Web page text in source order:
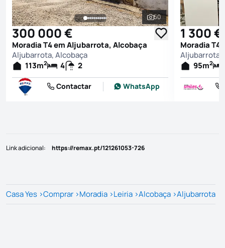
Ver todas as
50
300 000 €
Moradia T4 em Aljubarrota, Alcobaça
Aljubarrota, Alcobaça
113m2 4 2
Contactar WhatsApp
1 300 €
Moradia T4
Aljubarrota,
95m2
Link adicional: https://remax.pt/121261053-726
Casa Yes >Comprar >Moradia >Leiria >Alcobaça >Aljubarrota